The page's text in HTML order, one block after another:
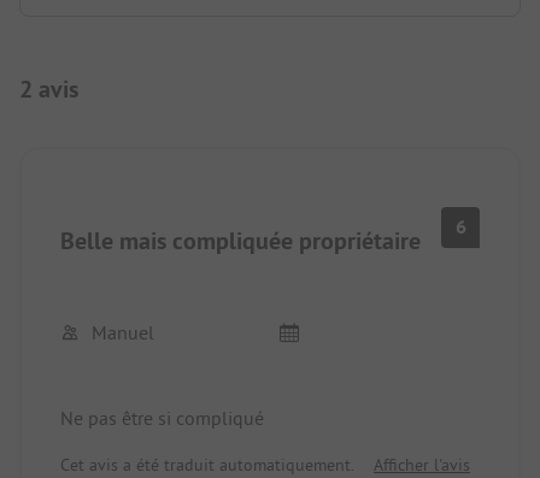
2 avis
Belle mais compliquée propriétaire 6
Manuel
Ne pas être si compliqué
Cet avis a été traduit automatiquement.
Afficher l'avis